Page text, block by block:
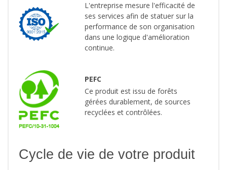
L'entreprise mesure l'efficacité de
ses services afin de statuer sur la
performance de son organisation
dans une logique d'amélioration
continue.
PEFC
Ce produit est issu de forêts
gérées durablement, de sources
recyclées et contrôlées.
Cycle de vie de votre produit